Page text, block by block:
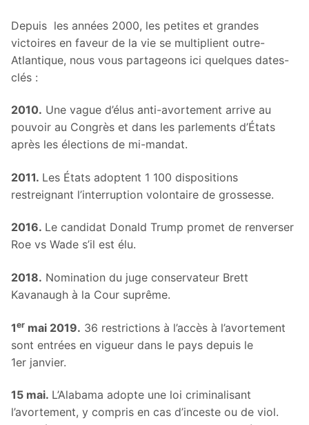
Depuis les années 2000, les petites et grandes
victoires en faveur de la vie se multiplient outre-
Atlantique, nous vous partageons ici quelques dates-
clés :
2010. Une vague d’élus anti-avortement arrive au
pouvoir au Congrès et dans les parlements d’États
après les élections de mi-mandat.
2011. Les États adoptent 1 100 dispositions
restreignant l’interruption volontaire de grossesse.
2016. Le candidat Donald Trump promet de renverser
Roe vs Wade s’il est élu.
2018. Nomination du juge conservateur Brett
Kavanaugh à la Cour suprême.
1er mai 2019. 36 restrictions à l’accès à l’avortement
sont entrées en vigueur dans le pays depuis le
1er janvier.
15 mai. L’Alabama adopte une loi criminalisant
l’avortement, y compris en cas d’inceste ou de viol.